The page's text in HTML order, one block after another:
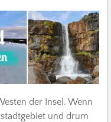
der Insel. Wenn
und drum